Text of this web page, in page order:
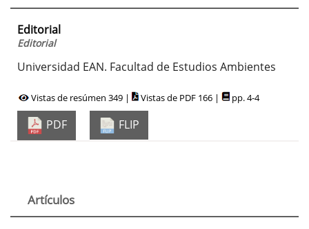
Editorial
Editorial
Universidad EAN. Facultad de Estudios Ambientes
Vistas de resúmen 349 | Vistas de PDF 166 | pp. 4-4
PDF FLIP
Artículos